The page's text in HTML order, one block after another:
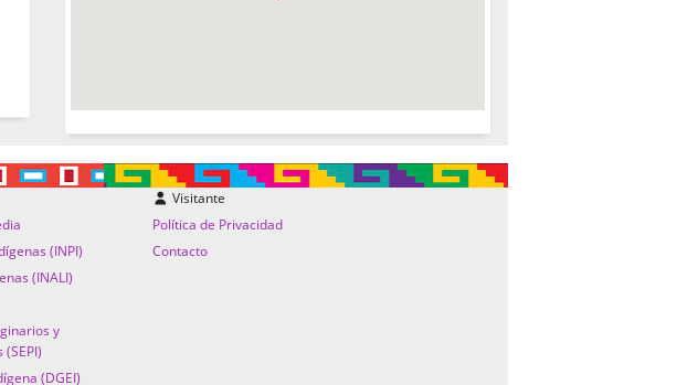
(INPI)
(INALI)
y
(DGEI)
Visitante
Política de Privacidad
Contacto